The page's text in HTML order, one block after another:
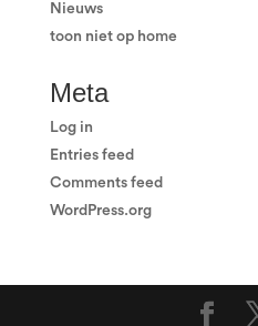
Nieuws
toon niet op home
Meta
Log in
Entries feed
Comments feed
WordPress.org